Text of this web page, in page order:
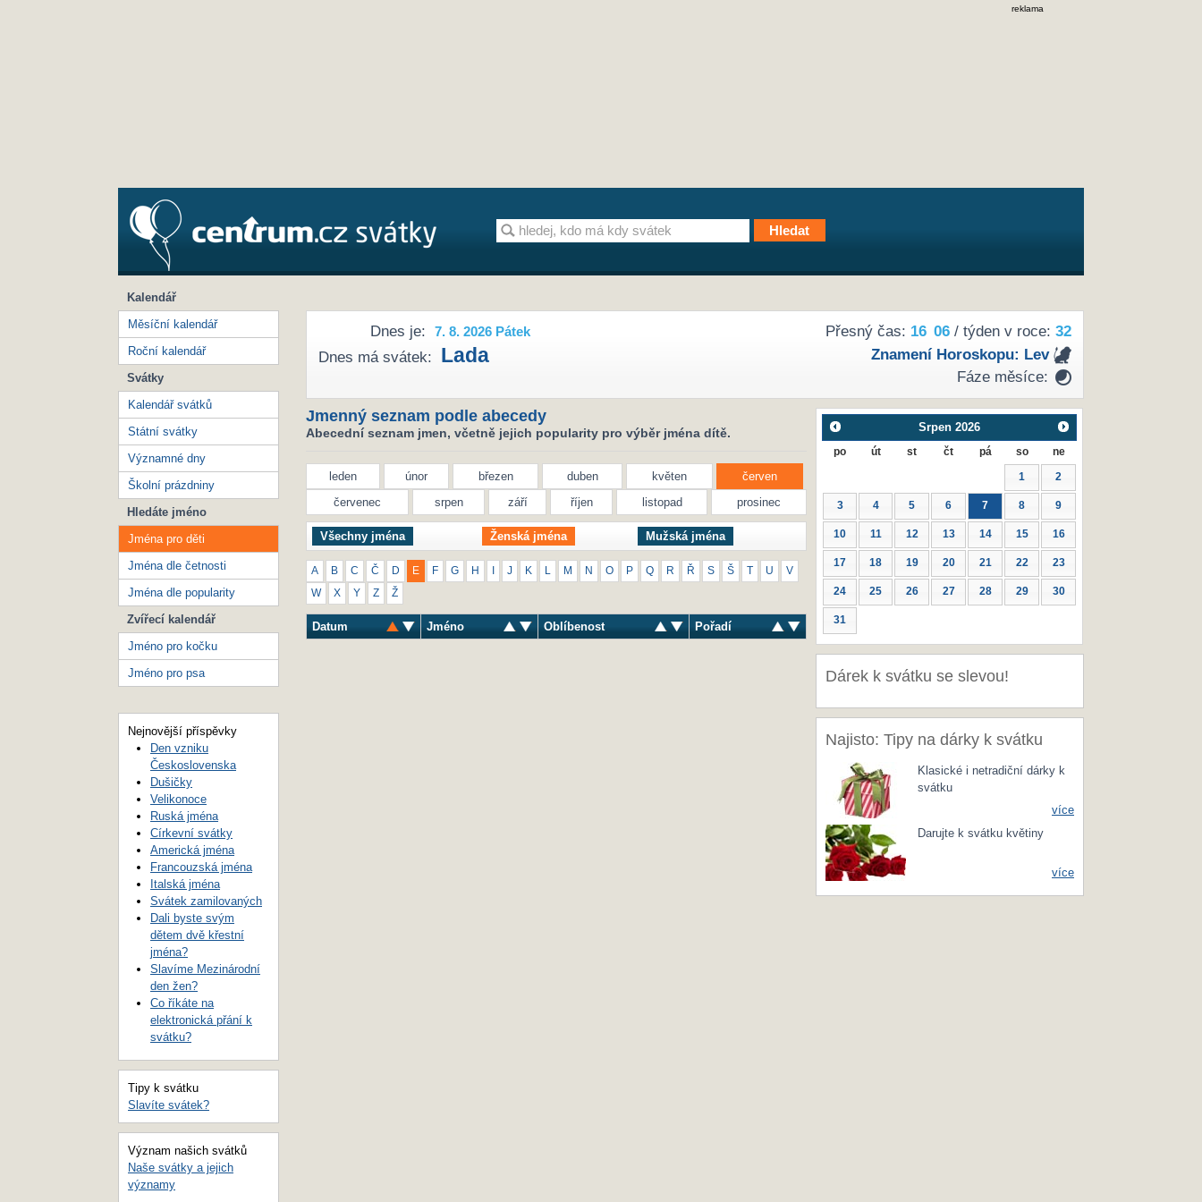
reklama
Přesný čas: 16 06/ týden v roce: 32
Znamení Horoskopu: Lev
Fáze měsíce:
Dnes je: 7. 8. 2026 Pátek
Dnes má svátek: Lada
Jmenný seznam podle abecedy
Abecední seznam jmen, včetně jejich popularity pro výběr jména dítě.
leden únor březen duben květen
červen
červenec
srpen září říjen listopad prosinec
Všechny jména Ženská jména Mužská jména
A B C Č D E F G H J K M N O P Q R Ř S Š U V
W X Y Z Ž
Datum Jméno Oblíbenost Pořadí
Srpen 2026
po út st čt pá so ne
1 2
3 4 5 6 7 8 9
10 11 12 13 14 15 16
17 18 19 20 21 22 23
24 25 26 27 28 29 30
31
Dárek k svátku se slevou!
Najisto: Tipy na dárky k svátku
Klasické i netradiční dárky k
svátku
více
Darujte k svátku květiny
více
Kalendář
Měsíční kalendář
Roční kalendář
Svátky
Kalendář svátků
Státní svátky
Významné dny
Školní prázdniny
Hledáte jméno
Jména pro děti
Jména dle četnosti
Jména dle popularity
Zvířecí kalendář
Jméno pro kočku
Jméno pro psa
Nejnovější příspěvky
Den vzniku
Československa
Dušičky
Velikonoce
Ruská jména
Církevní svátky
Americká jména
Francouzská jména
Italská jména
Svátek zamilovaných
Dali byste svým
dětem dvě křestní
jména?
Slavíme Mezinárodní
den žen?
Co říkáte na
elektronická přání k
svátku?
Tipy k svátku
Slavíte svátek?
Význam našich svátků
Naše svátky a jejich
významy